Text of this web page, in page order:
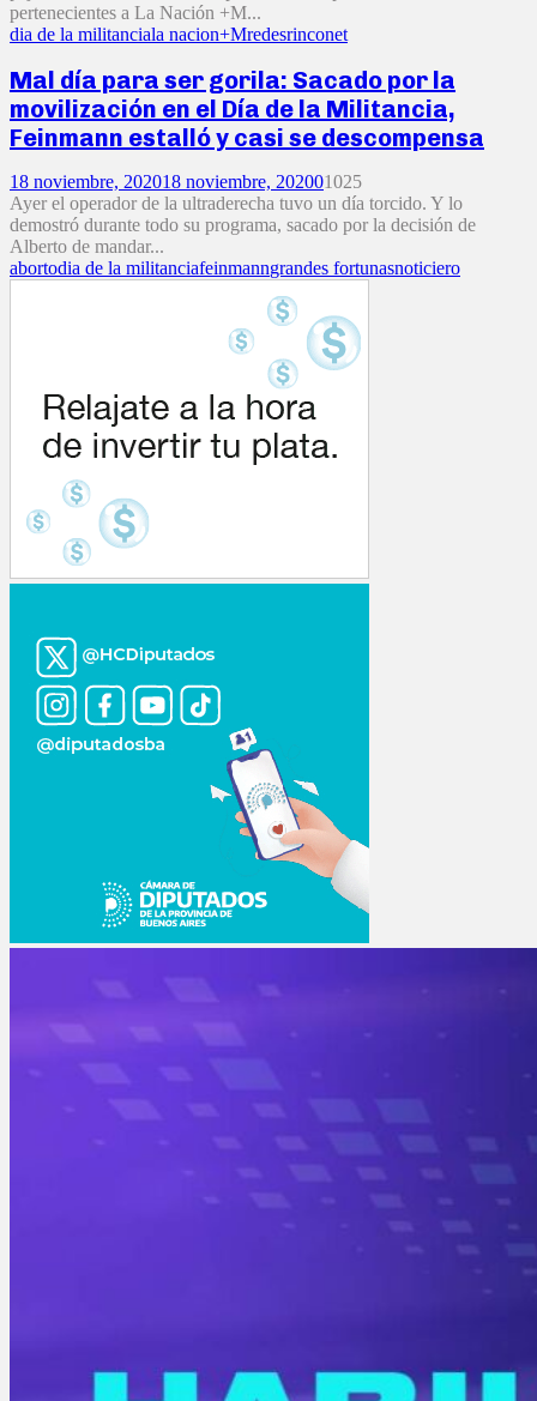
pertenecientes a La Nación +M...
dia de la militanciala nacion+Mredesrinconet
Mal día para ser gorila: Sacado por la
movilización en el Día de la Militancia,
Feinmann estalló y casi se descompensa
18 noviembre, 202018 noviembre, 202001025
Ayer el operador de la ultraderecha tuvo un día torcido. Y lo
demostró durante todo su programa, sacado por la decisión de
Alberto de mandar...
abortodia de la militanciafeinmanngrandes fortunasnoticiero